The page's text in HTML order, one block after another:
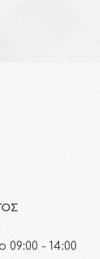
09:00 - 14:00